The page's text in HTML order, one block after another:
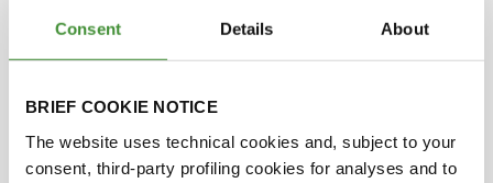
Consent Details About
BRIEF COOKIE NOTICE
The website uses technical cookies and, subject to your
consent, third-party profiling cookies for analyses and to
kann dabei sehr effektiv sein. Aber dabei müssen
wir einige unserer Praktiken ändern. Es erhöht
Überschwemmungsprobleme, und es kann
sicherlich auch bei diesen Problemen hilfreich
sein.